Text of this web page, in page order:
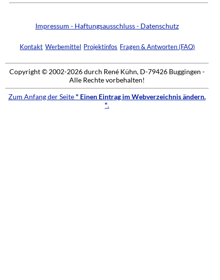
Impressum - Haftungsausschluss - Datenschutz
Kontakt Werbemittel Projektinfos Fragen & Antworten (FAQ)
Copyright © 2002-2026 durch René Kühn, D-79426 Buggingen -
Alle Rechte vorbehalten!
Zum Anfang der Seite " Einen Eintrag im Webverzeichnis ändern.
".